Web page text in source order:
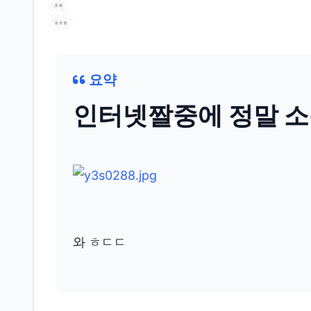
요약
인터넷짤중에 정말
와 ㅎㄷㄷ